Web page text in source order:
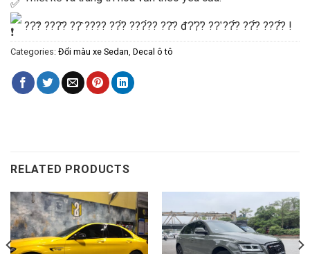
??̃? ???̂? ??̣̂ ???? ??̛́? ???́?? ??̂? đ?̛?̛̣? ??̛ ??̂́? ??̂́? ???̂́? !
Categories: Đổi màu xe Sedan, Decal ô tô
RELATED PRODUCTS